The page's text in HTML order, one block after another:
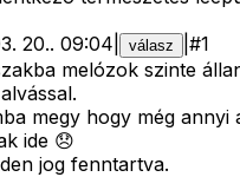
20.. 09:04 válasz #1
melózok szinte
megy hogy még annyi
ide 😞
jog fenntartva.